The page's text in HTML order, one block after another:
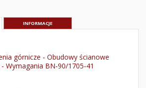
INFORMACJE
górnicze - Obudowy ścianowe
Wymagania BN-90/1705-41